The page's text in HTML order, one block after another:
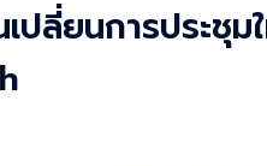
ลี่ยนการประชุม